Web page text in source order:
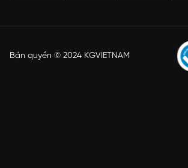
Bản quyền © 2024 KGVIETNAM